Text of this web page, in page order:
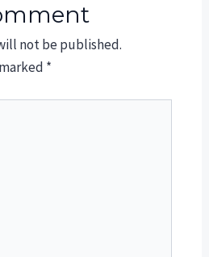
not be published.
*